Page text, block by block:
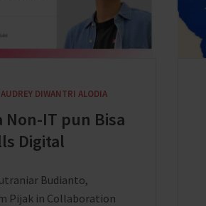
AUDREY DIWANTRI ALODIA
Non-IT pun Bisa
Digital
Budianto,
Pijak in Collaboration